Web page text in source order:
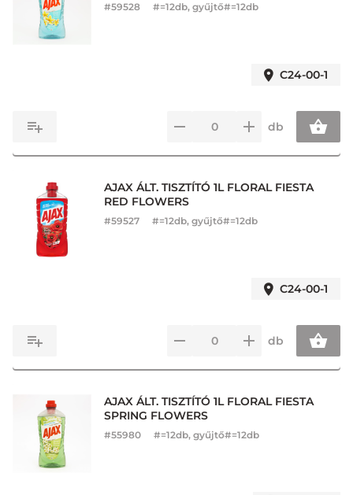
#59528 #=12db, gyűjtő#=12db
C24-00-1
db
AJAX ÁLT. TISZTÍTÓ 1L FLORAL FIESTA
RED FLOWERS
#59527 #=12db, gyűjtő#=12db
C24-00-1
db
AJAX ÁLT. TISZTÍTÓ 1L FLORAL FIESTA
SPRING FLOWERS
#55980 #=12db, gyűjtő#=12db